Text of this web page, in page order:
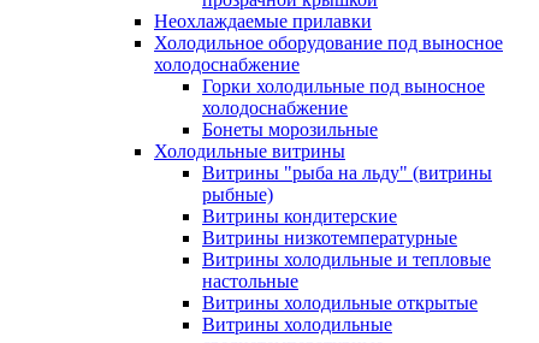
Неохлаждаемые прилавки
Холодильное оборудование под выносное
холодоснабжение
Горки холодильные под выносное
холодоснабжение
Бонеты морозильные
Холодильные витрины
Витрины "рыба на льду" (витрины
рыбные)
Витрины кондитерские
Витрины низкотемпературные
Витрины холодильные и тепловые
настольные
Витрины холодильные открытые
Витрины холодильные